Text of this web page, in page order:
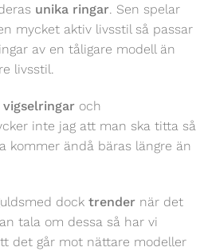
unika ringar. Sen spelar
mycket aktiv livsstil så passar
av en tåligare modell än
livsstil.
vigselringar och
inte jag att man ska titta så
kommer ändå bäras längre än
dock trender när det
tala om dessa så har vi
det går mot nättare modeller